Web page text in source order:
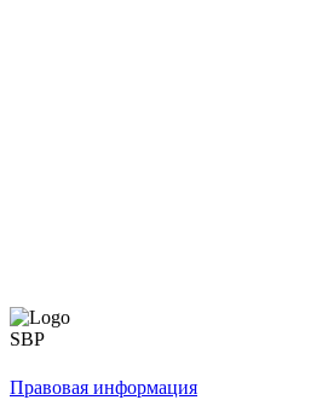
Правовая информация